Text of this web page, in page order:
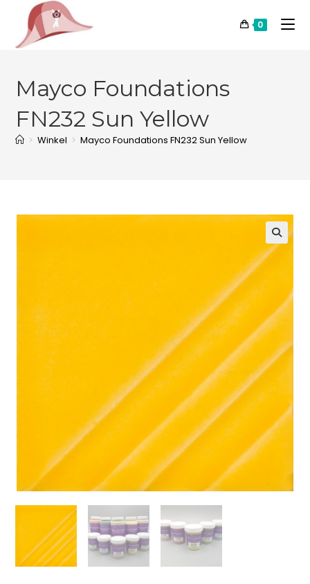
0
Mayco Foundations
FN232 Sun Yellow
> Winkel > Mayco Foundations FN232 Sun Yellow